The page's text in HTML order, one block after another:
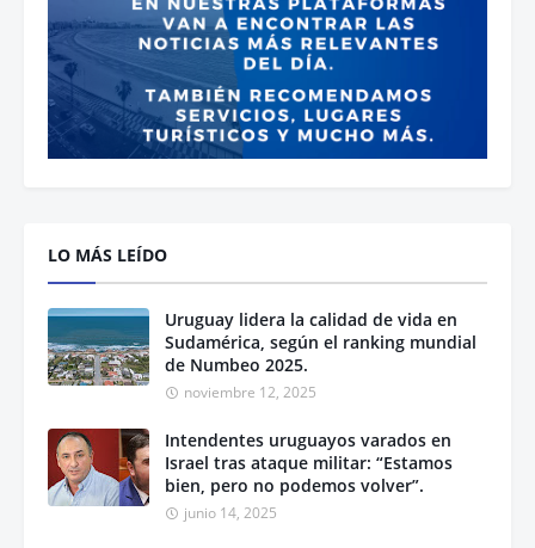
LO MÁS LEÍDO
Uruguay lidera la calidad de vida en
Sudamérica, según el ranking mundial
de Numbeo 2025.
noviembre 12, 2025
Intendentes uruguayos varados en
Israel tras ataque militar: “Estamos
bien, pero no podemos volver”.
junio 14, 2025